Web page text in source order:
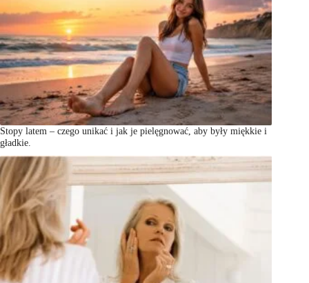
Stopy latem – czego unikać i jak je pielęgnować, aby były miękkie i
gładkie.